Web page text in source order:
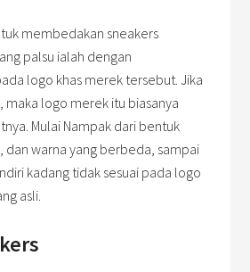
membedakan sneakers
palsu ialah dengan
logo khas merek tersebut. Jika
maka logo merek itu biasanya
Mulai Nampak dari bentuk
dan warna yang berbeda, sampai
kadang tidak sesuai pada logo
asli.